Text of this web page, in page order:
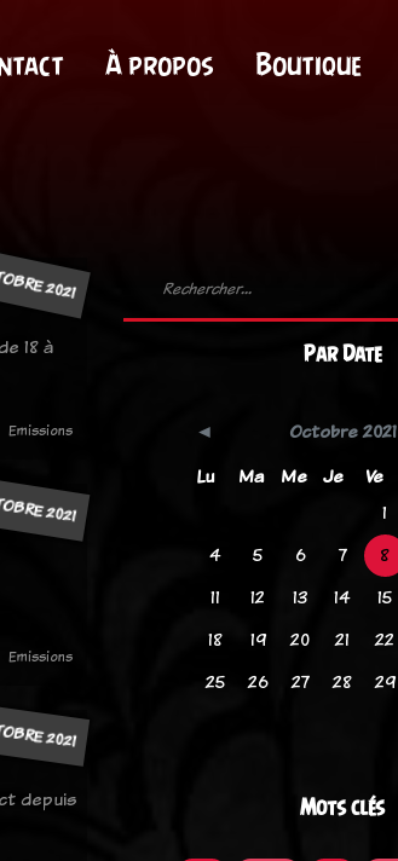
À propos Boutique
2021
18 à
Emissions
2021
Emissions
2021
depuis
Par Date
Octobre 2021
Lu
Ma Me Je Ve
1
4
5 6 7 8
11
12 13 14 15
18
19 20 21 22
25
26 27 28 29
Mots clés